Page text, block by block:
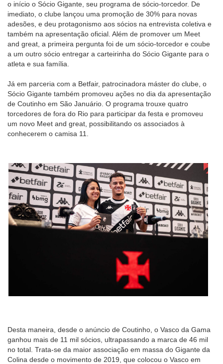
o início o Sócio Gigante, seu programa de sócio-torcedor. De
imediato, o clube lançou uma promoção de 30% para novas
adesões, e deu protagonismo aos sócios na entrevista coletiva e
também na apresentação oficial. Além de promover um Meet
and great, a primeira pergunta foi de um sócio-torcedor e coube
a um outro sócio entregar a carteirinha do Sócio Gigante para o
atleta e sua família.
Já em parceria com a Betfair, patrocinadora máster do clube, o
Sócio Gigante também promoveu ações no dia da apresentação
de Coutinho em São Januário. O programa trouxe quatro
torcedores de fora do Rio para participar da festa e promoveu
um novo Meet and great, possibilitando os associados à
conhecerem o camisa 11.
Desta maneira, desde o anúncio de Coutinho, o Vasco da Gama
ganhou mais de 11 mil sócios, ultrapassando a marca de 46 mil
no total. Trata-se da maior associação em massa do Gigante da
Colina desde o movimento de 2019, que colocou o Vasco em